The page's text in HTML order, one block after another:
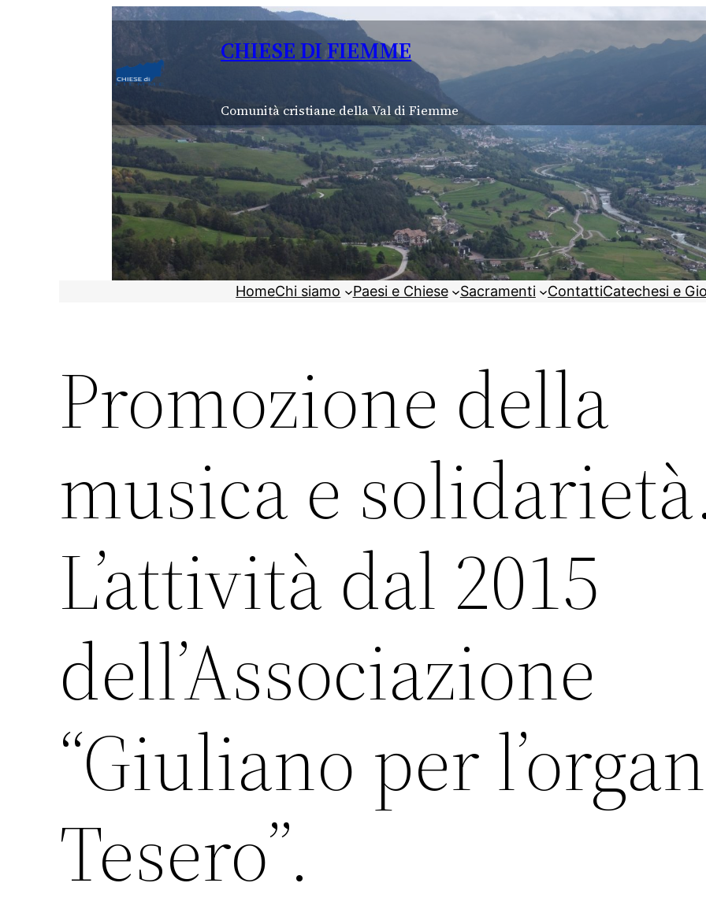
CHIESE DI FIEMME
Comunità cristiane della Val di Fiemme
HomeChi siamo Paesi e Chiese Sacramenti ContattiCatechesi e
Promozione della
musica e
L’attività dal 2015
dell’Associazione
“Giuliano per
Tesero”.